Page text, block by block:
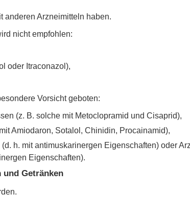
anderen Arzneimitteln haben.
nicht empfohlen:
oder Itraconazol),
Vorsicht geboten:
(z. B. solche mit Metoclopramid und Cisaprid),
Amiodaron, Sotalol, Chinidin, Procainamid),
h. mit antimuskarinergen Eigenschaften) oder
Eigenschaften).
Getränken